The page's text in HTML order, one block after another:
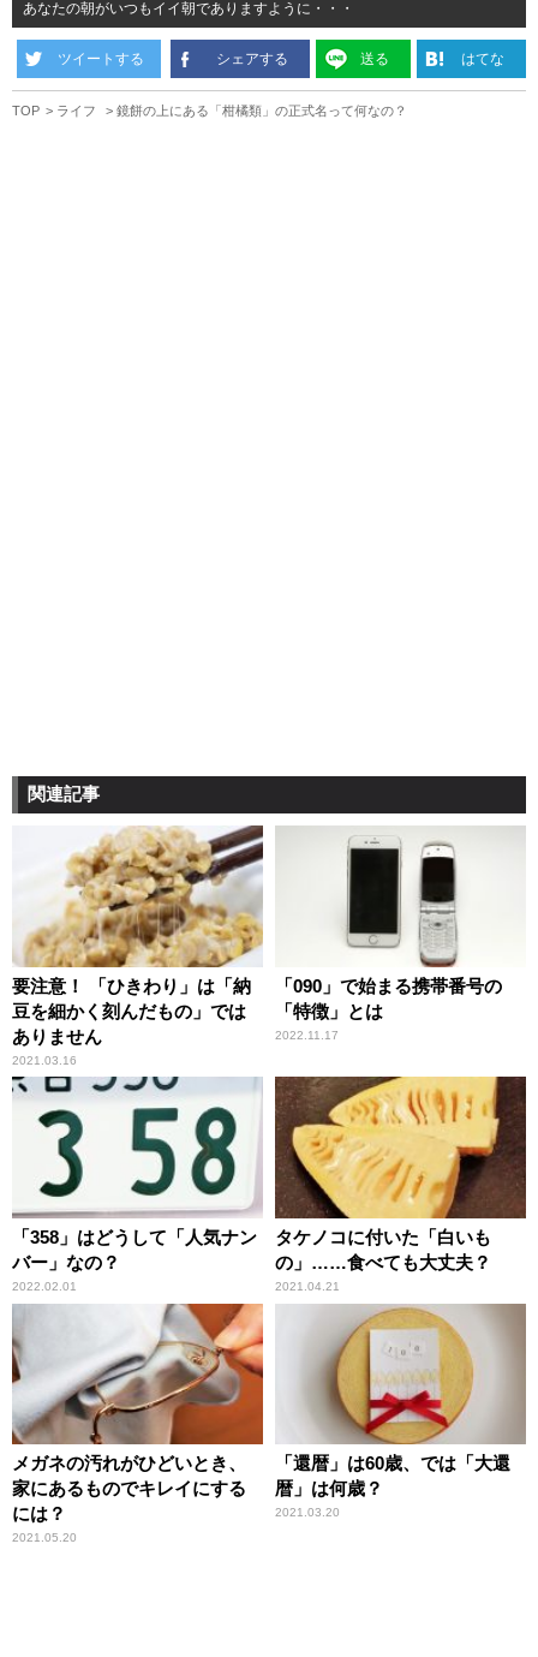
あなたの朝がいつもイイ朝でありますように・・・
ツイートする シェアする 送る はてな
TOP ライフ 鏡餅の上にある「柑橘類」の正式名って何なの？
関連記事
要注意！ 「ひきわり」は「納
豆を細かく刻んだもの」では
ありません
2021.03.16
「090」で始まる携帯番号の
「特徴」とは
2022.11.17
「358」はどうして「人気ナン
バー」なの？
2022.02.01
タケノコに付いた「白いも
の」……食べても大丈夫？
2021.04.21
メガネの汚れがひどいとき、
家にあるものでキレイにする
には？
2021.05.20
「還暦」は60歳、では「大還
暦」は何歳？
2021.03.20